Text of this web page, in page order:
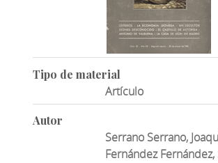
Tipo de material
Artículo
Autor
Serrano Serrano,
Fernández